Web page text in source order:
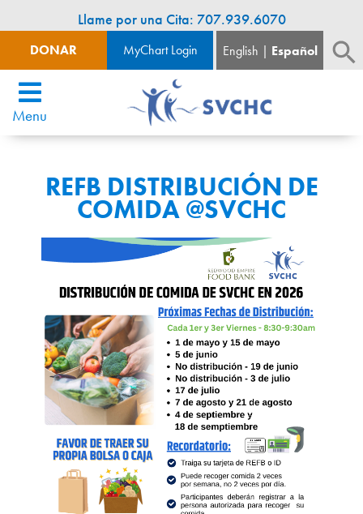
Llame por una Cita: 707.939.6070
DONAR MyChart Login English Español
Menu
REFB DISTRIBUCIÓN DE
COMIDA @SVCHC